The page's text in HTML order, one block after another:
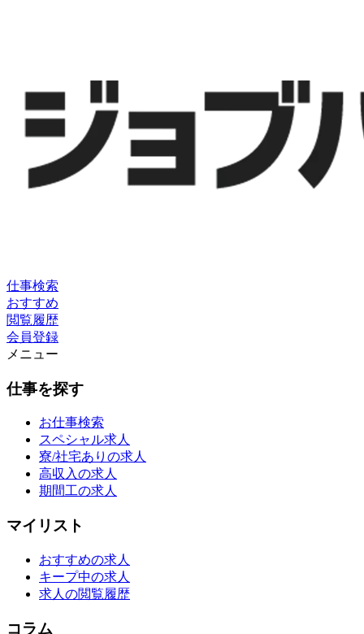
仕事検索
おすすめ
閲覧履歴
会員登録
メニュー
仕事を探す
お仕事検索
スペシャル求人
寮/社宅ありの求人
高収入の求人
期間工の求人
マイリスト
おすすめの求人
キープ中の求人
求人の閲覧履歴
コラム